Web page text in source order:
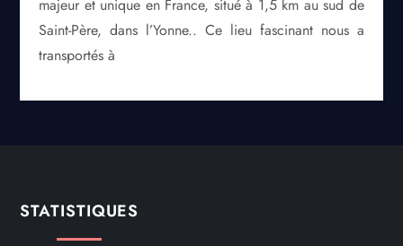
majeur et unique en France, situé à 1,5 km au sud de
Saint-Père, dans l’Yonne.. Ce lieu fascinant nous a
transportés à
STATISTIQUES